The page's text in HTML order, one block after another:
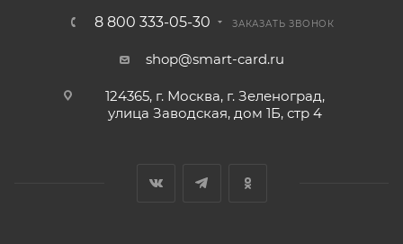
8 800 333-05-30 ЗАКАЗАТЬ ЗВОНОК
shop@smart-card.ru
124365, г. Москва, г. Зеленоград,
улица Заводская, дом 1Б, стр 4